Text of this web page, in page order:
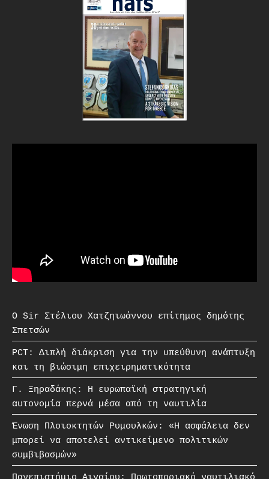
O Sir Στέλιου Χατζηιωάννου επίτημος δημότης
Σπετσών
PCT: Διπλή διάκριση για την υπεύθυνη ανάπτυξη
και τη βιώσιμη επιχειρηματικότητα
Γ. Ξηραδάκης: Η ευρωπαϊκή στρατηγική
αυτονομία περνά μέσα από τη ναυτιλία
Ένωση Πλοιοκτητών Ρυμουλκών: «Η ασφάλεια δεν
μπορεί να αποτελεί αντικείμενο πολιτικών
συμβιβασμών»
Πανεπιστήμιο Αιγαίου: Πρωτοποριακό ναυτιλιακό